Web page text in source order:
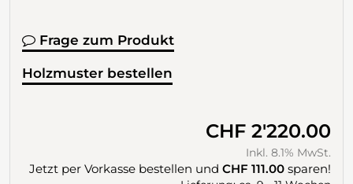
Frage zum Produkt
Holzmuster bestellen
CHF 2'220.00
Inkl. 8.1% MwSt.
Jetzt per Vorkasse bestellen und CHF 111.00 sparen!